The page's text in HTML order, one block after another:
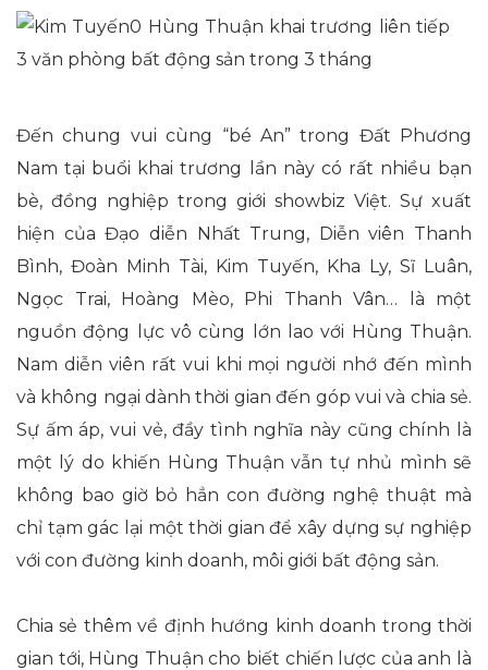
Đến chung vui cùng “bé An” trong Đất Phương
Nam tại buổi khai trương lần này có rất nhiều bạn
bè, đồng nghiệp trong giới showbiz Việt. Sự xuất
hiện của Đạo diễn Nhất Trung, Diễn viên Thanh
Bình, Đoàn Minh Tài, Kim Tuyến, Kha Ly, Sĩ Luân,
Ngọc Trai, Hoàng Mèo, Phi Thanh Vân… là một
nguồn động lực vô cùng lớn lao với Hùng Thuận.
Nam diễn viên rất vui khi mọi người nhớ đến mình
và không ngại dành thời gian đến góp vui và chia sẻ.
Sự ấm áp, vui vẻ, đầy tình nghĩa này cũng chính là
một lý do khiến Hùng Thuận vẫn tự nhủ mình sẽ
không bao giờ bỏ hẳn con đường nghệ thuật mà
chỉ tạm gác lại một thời gian để xây dựng sự nghiệp
với con đường kinh doanh, môi giới bất động sản.
Chia sẻ thêm về định hướng kinh doanh trong thời
gian tới, Hùng Thuận cho biết chiến lược của anh là